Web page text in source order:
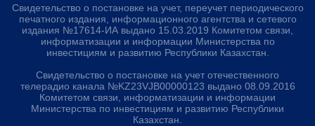
Свидетельство о постановке на учет, переучет периодического
печатного издания, информационного агентства и сетевого
издания №17614-ИА выдано 15.03.2019 Комитетом связи,
информатизации и информации Министерства по
инвестициям и развитию Республики Казахстан.
Свидетельство о постановке на учет отечественного
телерадио канала №KZ23VJB00000123 выдано 08.09.2016
Комитетом связи, информатизации и информации
Министерства по инвестициям и развитию Республики
Казахстан.